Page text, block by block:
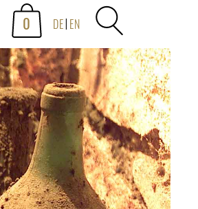
0 DE EN